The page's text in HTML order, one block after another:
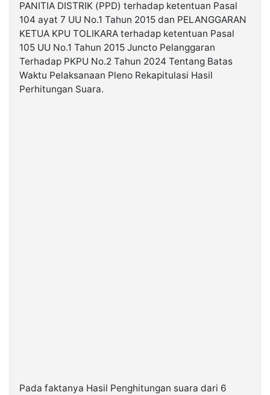
PANITIA DISTRIK (PPD) terhadap ketentuan Pasal
104 ayat 7 UU No.1 Tahun 2015 dan PELANGGARAN
KETUA KPU TOLIKARA terhadap ketentuan Pasal
105 UU No.1 Tahun 2015 Juncto Pelanggaran
Terhadap PKPU No.2 Tahun 2024 Tentang Batas
Waktu Pelaksanaan Pleno Rekapitulasi Hasil
Perhitungan Suara.
Pada faktanya Hasil Penghitungan suara dari 6